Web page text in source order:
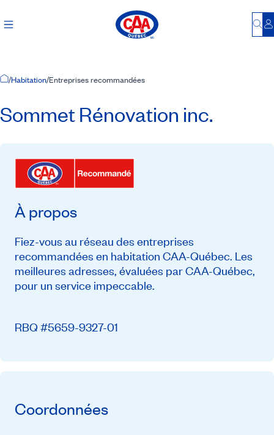
Accueil
/Habitation/Entreprises recommandées
Sommet Rénovation inc.
À propos
Fiez-vous au réseau des entreprises
recommandées en habitation CAA-Québec. Les
meilleures adresses, évaluées par CAA-Québec,
pour un service impeccable.
RBQ #5659-9327-01
Coordonnées